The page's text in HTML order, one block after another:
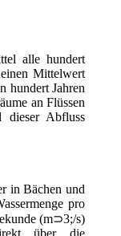
alle hundert
Mittelwert
hundert Jahren
an Flüssen
dieser Abfluss
in Bächen und
pro
(m⊃3;/s)
über die